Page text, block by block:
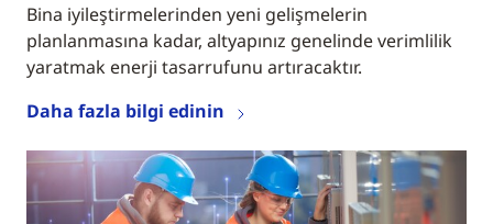
Bina iyileştirmelerinden yeni gelişmelerin
planlanmasına kadar, altyapınız genelinde verimlilik
yaratmak enerji tasarrufunu artıracaktır.
Daha fazla bilgi edinin